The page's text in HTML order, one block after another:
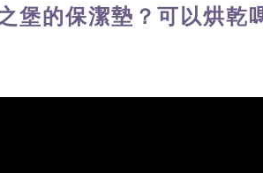
堡的保潔墊？可以烘乾